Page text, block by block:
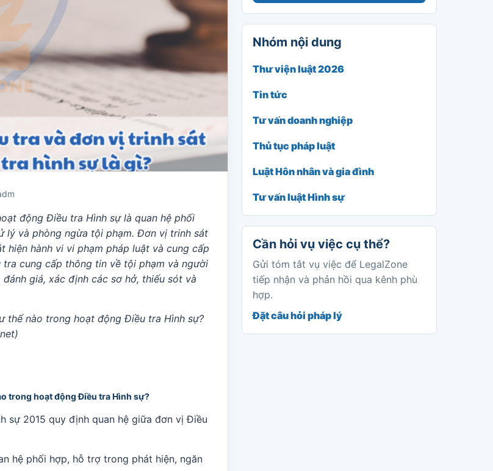
động Điều tra Hình sự là quan hệ phối
lý và phòng ngừa tội phạm. Đơn vị trinh sát
hành vi vi phạm pháp luật và cung cấp
cung cấp thông tin về tội phạm và người
giá, xác định các sơ hở, thiếu sót và
thế nào trong hoạt động Điều tra Hình sự?
trong hoạt động Điều tra Hình sự?
sự 2015 quy định quan hệ giữa đơn vị Điều
hệ phối hợp, hỗ trợ trong phát hiện, ngăn
Nhóm nội dung
Thư viện luật 2026
Tin tức
Tư vấn doanh nghiệp
Thủ tục pháp luật
Luật Hôn nhân và gia đình
Tư vấn luật Hình sự
Cần hỏi vụ việc cụ thể?
Gửi tóm tắt vụ việc để LegalZone
tiếp nhận và phản hồi qua kênh phù
hợp.
Đặt câu hỏi pháp lý